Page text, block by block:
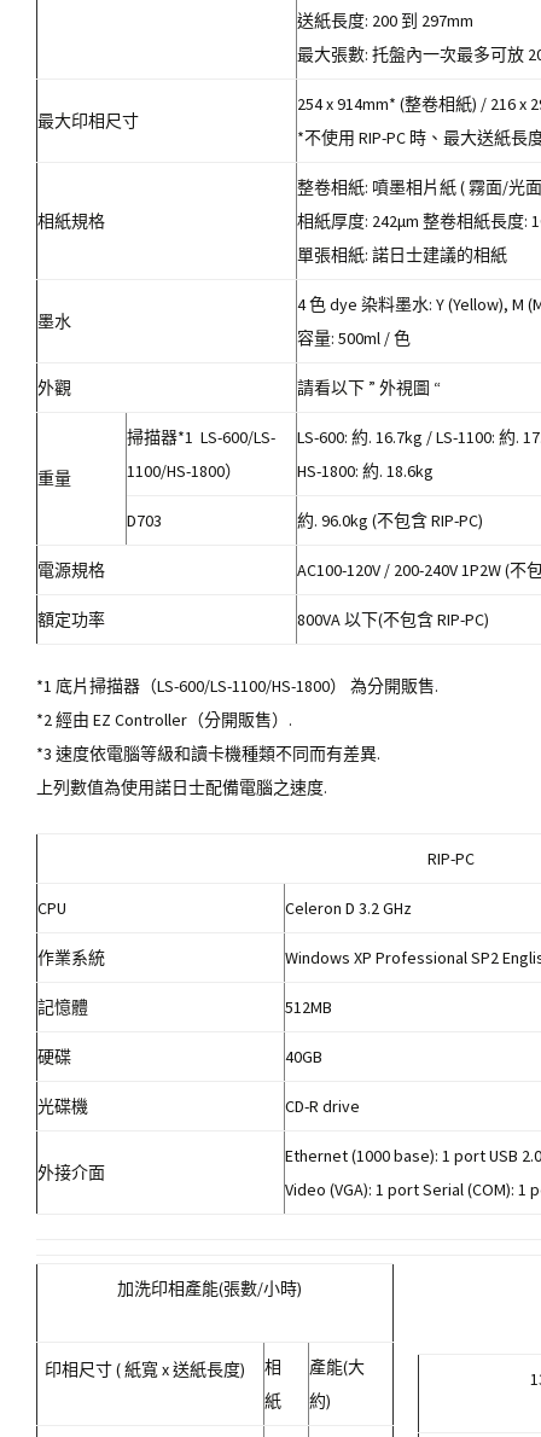
送紙長度: 200 到 297mm
最大張數: 托盤內一次最多可放
最大印相尺寸
254 x 914mm* (整卷相紙) / 216 x
*不使用 RIP-PC 時、最大送紙長
相紙規格
整卷相紙: 噴墨相片紙 ( 霧面/光
相紙厚度: 242μm 整卷相紙長度:
單張相紙: 諾日士建議的相紙
墨水
4 色 dye 染料墨水: Y (Yellow), M
容量: 500ml / 色
外觀 請看以下 ” 外視圖 “
重量
掃描器*1 LS-600/LS-
1100/HS-1800）
LS-600: 約. 16.7kg / LS-1100: 約.
HS-1800: 約. 18.6kg
D703 約. 96.0kg (不包含 RIP-PC)
電源規格 AC100-120V / 200-240V 1P2W (不
額定功率 800VA 以下(不包含 RIP-PC)
*1 底片掃描器（LS-600/LS-1100/HS-1800） 為分開販售.
*2 經由 EZ Controller（分開販售）.
*3 速度依電腦等級和讀卡機種類不同而有差異.
上列數值為使用諾日士配備電腦之速度.
RIP-PC
CPU Celeron D 3.2 GHz
作業系統 Windows XP Professional SP2
記憶體 512MB
硬碟 40GB
光碟機 CD-R drive
外接介面
Ethernet (1000 base): 1 port USB
Video (VGA): 1 port Serial (COM): 1
加洗印相產能(張數/小時)
印相尺寸 ( 紙寬 x 送紙長度)
相
紙
產能(大
約)